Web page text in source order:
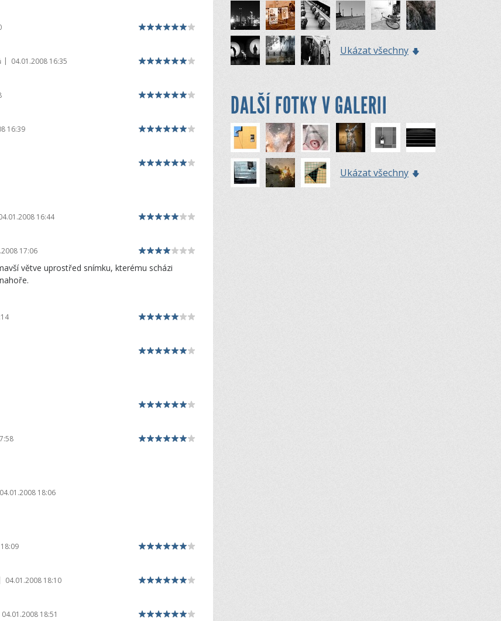
| 04.01.2008 16:35
16:39
16:44
17:06
větve uprostřed snímku, kterému scházi
04.01.2008 18:06
04.01.2008 18:10
04.01.2008 18:51
Ukázat všechny
DALŠÍ FOTKY V GALERII
Ukázat všechny